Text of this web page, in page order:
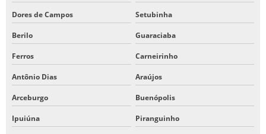
Dores de Campos Setubinha
Berilo Guaraciaba
Ferros Carneirinho
Antônio Dias Araújos
Arceburgo Buenópolis
Ipuiúna Piranguinho